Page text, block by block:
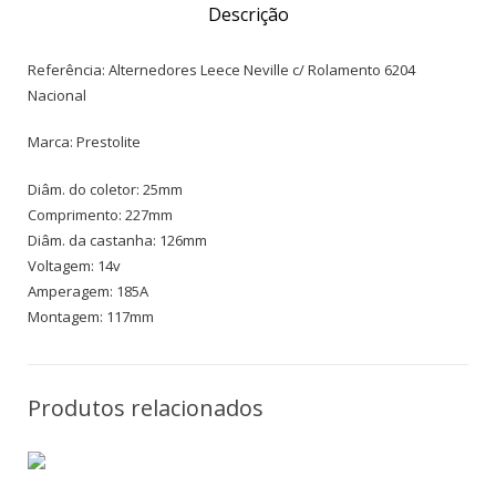
Descrição
Referência: Alternedores Leece Neville c/ Rolamento 6204
Nacional
Marca: Prestolite
Diâm. do coletor: 25mm
Comprimento: 227mm
Diâm. da castanha: 126mm
Voltagem: 14v
Amperagem: 185A
Montagem: 117mm
Produtos relacionados